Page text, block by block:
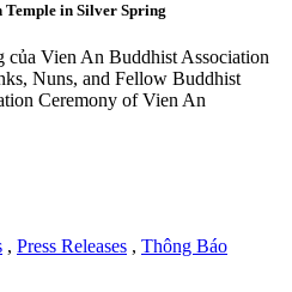
in Silver Spring
của Vien An Buddhist Association
Nuns, and Fellow Buddhist
Ceremony of Vien An
, Press Releases , Thông Báo